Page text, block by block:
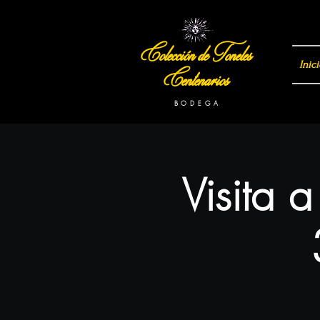
Visita
Colección de Toneles
Centenarios
B O D E G A